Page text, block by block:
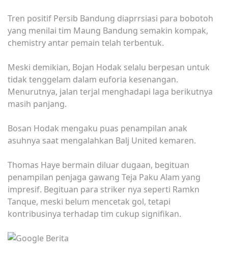
Tren positif Persib Bandung diaprrsiasi para bobotoh
yang menilai tim Maung Bandung semakin kompak,
chemistry antar pemain telah terbentuk.
Meski demikian, Bojan Hodak selalu berpesan untuk
tidak tenggelam dalam euforia kesenangan.
Menurutnya, jalan terjal menghadapi laga berikutnya
masih panjang.
Bosan Hodak mengaku puas penampilan anak
asuhnya saat mengalahkan Balj United kemaren.
Thomas Haye bermain diluar dugaan, begituan
penampilan penjaga gawang Teja Paku Alam yang
impresif. Begituan para striker nya seperti Ramkn
Tanque, meski belum mencetak gol, tetapi
kontribusinya terhadap tim cukup signifikan.